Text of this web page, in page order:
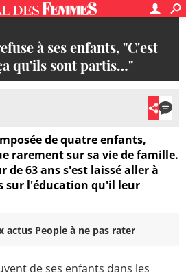
à ses enfants, "C'est
qu'ils sont partis…"
de quatre enfants,
rarement sur sa vie de famille.
63 ans s'est laissé aller à
sur l'éducation qu'il leur
actus People à ne pas rater
de ses enfants dans les